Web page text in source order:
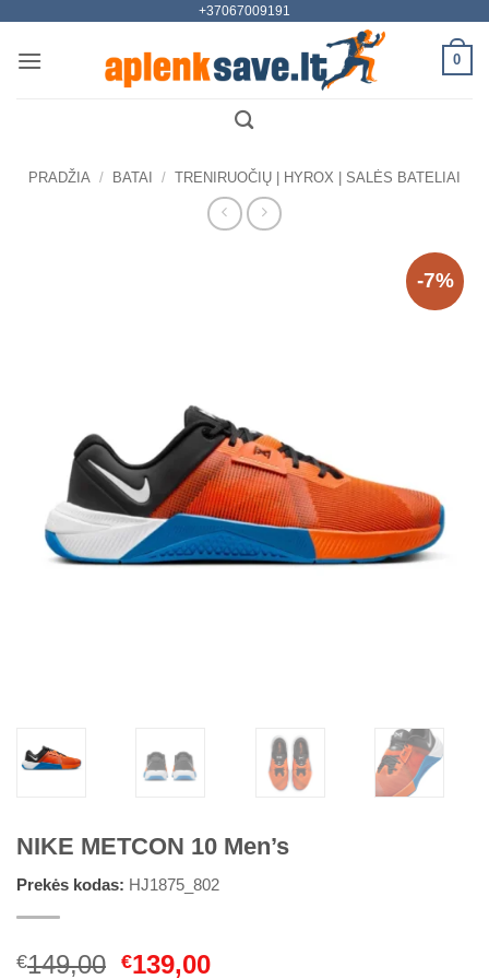
content
+37067009191
0
PRADŽIA / BATAI / TRENIRUOČIŲ | HYROX | SALĖS BATELIAI
-7%
NIKE METCON 10 Men’s
Prekės kodas: HJ1875_802
€149,00 Original
€139,00Current